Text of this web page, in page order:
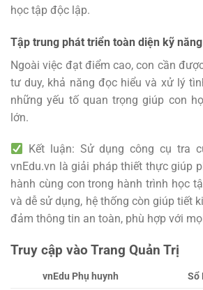
học tập độc lập.
Tập trung phát triển toàn diện kỹ
Ngoài việc đạt điểm cao, con cần
tư duy, khả năng đọc hiểu và xử lý
những yếu tố quan trọng giúp con
lớn.
Kết luận: Sử dụng công cụ tra
vnEdu.vn là giải pháp thiết thực giúp
hành cùng con trong hành trình học
và dễ sử dụng, hệ thống còn giúp tiết
đảm thông tin an toàn, phù hợp với
Truy cập vào Trang Quản Trị
vnEdu Phụ huynh
Sổ